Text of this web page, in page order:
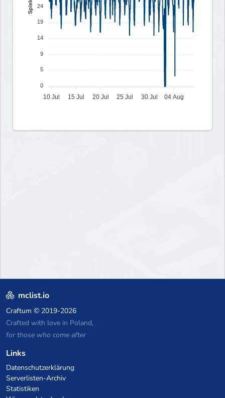
24
19
14
9
5
0
Spieler
10 Jul 15 Jul 20 Jul 25 Jul 30 Jul 04 Aug
mclist.io
Craftum © 2019-2026
Crafted with love in Poland,
for those who come after
Links
Datenschutzerklärung
Serverlisten-Archiv
Statistiken